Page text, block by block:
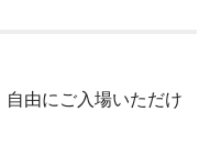
由にご入場いただけ